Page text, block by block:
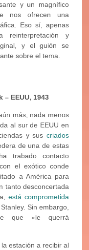
y un magnífico
nos ofrecen una
Eso sí, apenas
y
y el guión se
sobre el tema.
– EEUU, 1943
más, nada menos
al sur de EEUU en
y sus criados
de una de estas
trabado contacto
el exótico conde
a América para
tanto desconcertada
está comprometida
Sin embargo,
que «le querrá
estación a recibir al